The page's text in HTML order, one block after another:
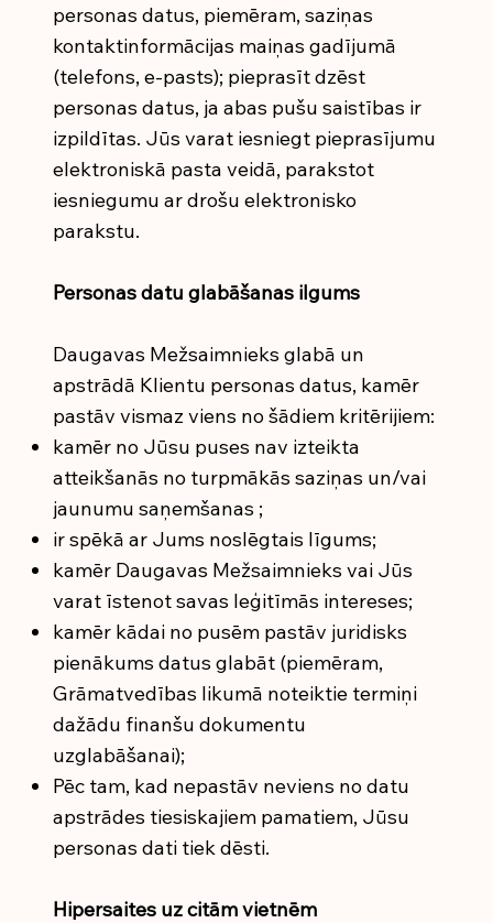
personas datus, piemēram, saziņas
kontaktinformācijas maiņas gadījumā
(telefons, e-pasts); pieprasīt dzēst
personas datus, ja abas pušu saistības ir
izpildītas. Jūs varat iesniegt pieprasījumu
elektroniskā pasta veidā, parakstot
iesniegumu ar drošu elektronisko
parakstu.
Personas datu glabāšanas ilgums
Daugavas Mežsaimnieks glabā un
apstrādā Klientu personas datus, kamēr
pastāv vismaz viens no šādiem kritērijiem:
kamēr no Jūsu puses nav izteikta
atteikšanās no turpmākās saziņas un/vai
jaunumu saņemšanas ;
ir spēkā ar Jums noslēgtais līgums;
kamēr Daugavas Mežsaimnieks vai Jūs
varat īstenot savas leģitīmās intereses;
kamēr kādai no pusēm pastāv juridisks
pienākums datus glabāt (piemēram,
Grāmatvedības likumā noteiktie termiņi
dažādu finanšu dokumentu
uzglabāšanai);
Pēc tam, kad nepastāv neviens no datu
apstrādes tiesiskajiem pamatiem, Jūsu
personas dati tiek dēsti.
Hipersaites uz citām vietnēm